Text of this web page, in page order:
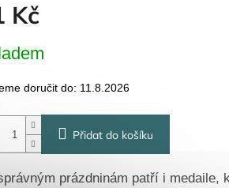
Kč
doručit do: 11.8.2026
Přidat do košíku
prázdninám patří i medaile,